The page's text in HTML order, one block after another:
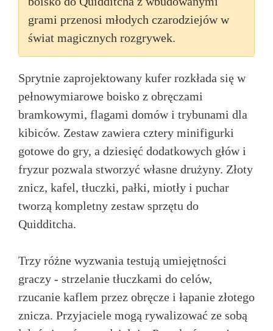
grami przenosi młodych czarodziejów w
świat magicznych rozgrywek.
Sprytnie zaprojektowany kufer rozkłada się w
pełnowymiarowe boisko z obręczami
bramkowymi, flagami domów i trybunami dla
kibiców. Zestaw zawiera cztery minifigurki
gotowe do gry, a dziesięć dodatkowych głów i
fryzur pozwala stworzyć własne drużyny. Złoty
znicz, kafel, tłuczki, pałki, miotły i puchar
tworzą kompletny zestaw sprzętu do
Quidditcha.
Trzy różne wyzwania testują umiejętności
graczy - strzelanie tłuczkami do celów,
rzucanie kaflem przez obręcze i łapanie złotego
znicza. Przyjaciele mogą rywalizować ze sobą